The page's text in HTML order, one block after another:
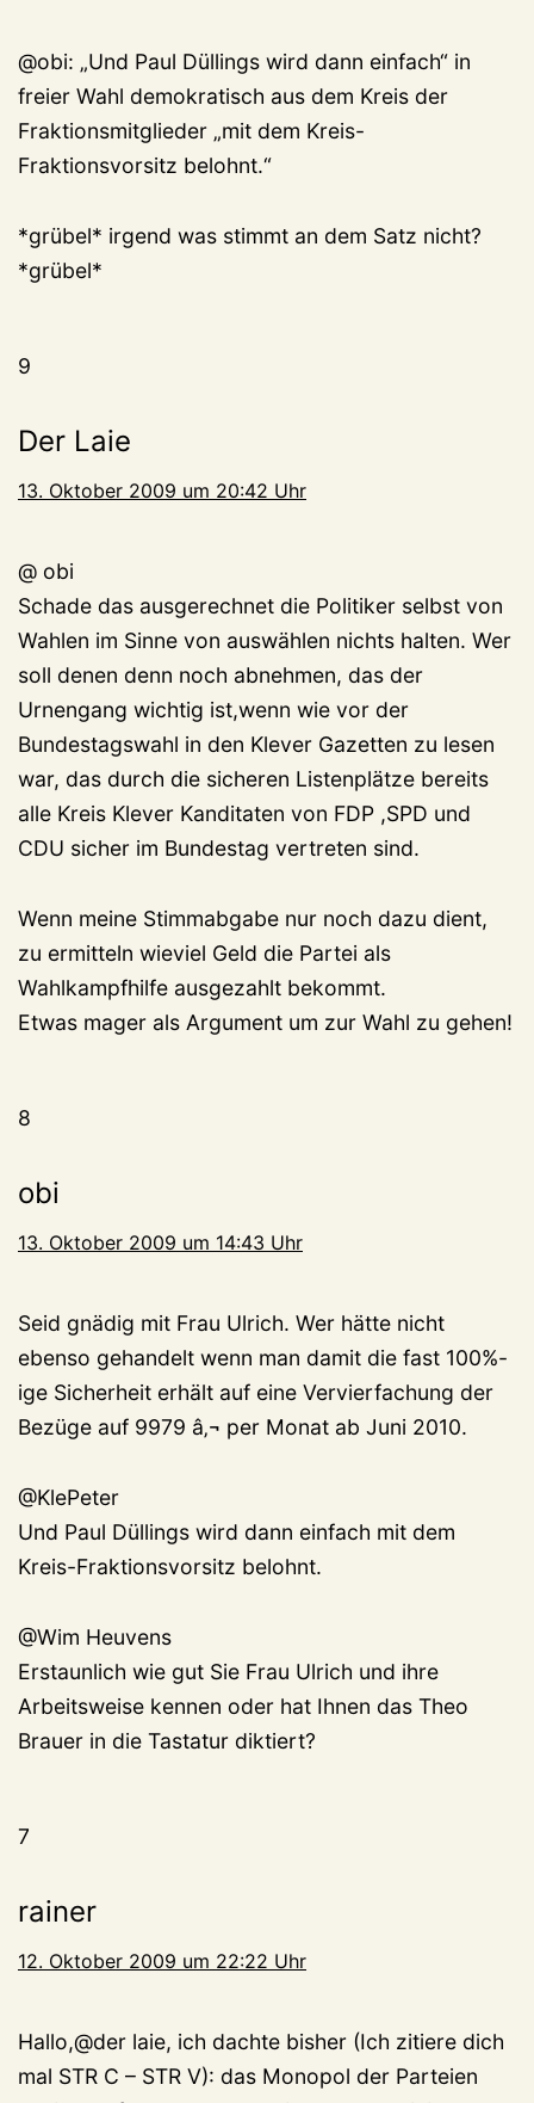
@obi: „Und Paul Düllings wird dann einfach“ in
freier Wahl demokratisch aus dem Kreis der
Fraktionsmitglieder „mit dem Kreis-
Fraktionsvorsitz belohnt.“
*grübel* irgend was stimmt an dem Satz nicht?
*grübel*
9
Der Laie
13. Oktober 2009 um 20:42 Uhr
@ obi
Schade das ausgerechnet die Politiker selbst von
Wahlen im Sinne von auswählen nichts halten. Wer
soll denen denn noch abnehmen, das der
Urnengang wichtig ist,wenn wie vor der
Bundestagswahl in den Klever Gazetten zu lesen
war, das durch die sicheren Listenplätze bereits
alle Kreis Klever Kanditaten von FDP ,SPD und
CDU sicher im Bundestag vertreten sind.
Wenn meine Stimmabgabe nur noch dazu dient,
zu ermitteln wieviel Geld die Partei als
Wahlkampfhilfe ausgezahlt bekommt.
Etwas mager als Argument um zur Wahl zu gehen!
8
obi
13. Oktober 2009 um 14:43 Uhr
Seid gnädig mit Frau Ulrich. Wer hätte nicht
ebenso gehandelt wenn man damit die fast 100%-
ige Sicherheit erhält auf eine Vervierfachung der
Bezüge auf 9979 â‚¬ per Monat ab Juni 2010.
@KlePeter
Und Paul Düllings wird dann einfach mit dem
Kreis-Fraktionsvorsitz belohnt.
@Wim Heuvens
Erstaunlich wie gut Sie Frau Ulrich und ihre
Arbeitsweise kennen oder hat Ihnen das Theo
Brauer in die Tastatur diktiert?
7
rainer
12. Oktober 2009 um 22:22 Uhr
Hallo,@der laie, ich dachte bisher (Ich zitiere dich
mal STR C – STR V): das Monopol der Parteien